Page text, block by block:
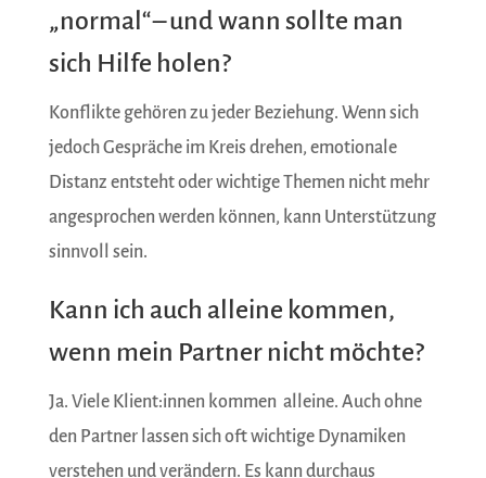
„normal“ – und wann sollte man
sich Hilfe holen?
Konflikte gehören zu jeder Beziehung. Wenn sich
jedoch Gespräche im Kreis drehen, emotionale
Distanz entsteht oder wichtige Themen nicht mehr
angesprochen werden können, kann Unterstützung
sinnvoll sein.
Kann ich auch alleine kommen,
wenn mein Partner nicht möchte?
Ja. Viele Klient:innen kommen alleine. Auch ohne
den Partner lassen sich oft wichtige Dynamiken
verstehen und verändern. Es kann durchaus